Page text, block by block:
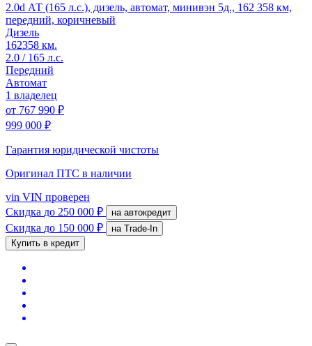
2.0d АТ (165 л.с.), дизель, автомат, минивэн 5д., 162 358 км,
передний, коричневый
Дизель
162358 км.
2.0 / 165 л.с.
Передний
Автомат
1 владелец
от 767 990 ₽
999 000 ₽
Гарантия юридической чистоты
Оригинал ПТС в наличии
vin VIN проверен
Скидка до 250 000 ₽ на автокредит
Скидка до 150 000 ₽
на Trade-In
Купить в кредит